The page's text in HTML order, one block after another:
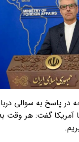
پاسخ به سوالی
آمریکا گفت: هر وقت